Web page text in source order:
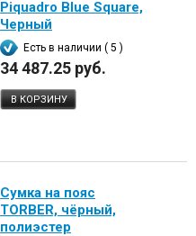
Piquadro Blue Square,
Черный
Есть в наличии ( 5 )
34 487.25 руб.
В КОРЗИНУ
Сумка на пояс
TORBER, чёрный,
полиэстер